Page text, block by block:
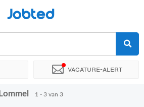
Jobted
Vacature-alert
1 - 3 van 3